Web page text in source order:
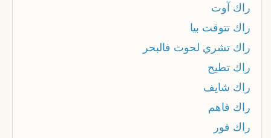
راك آوت
راك تتوقت بيا
راك تشري لحوت فالبحر
راك تطيح
راك شايف
راك فاهم
راك فور